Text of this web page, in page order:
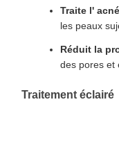
Traite l'
les peaux
Réduit la
des pores et
Traitement éclairé